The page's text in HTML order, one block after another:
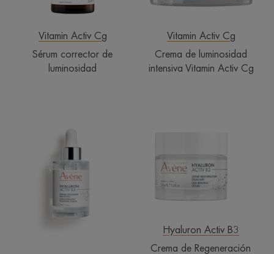
Vitamin Activ Cg
Sérum corrector de
luminosidad
Vitamin Activ Cg
Crema de luminosidad
intensiva Vitamin Activ Cg
Hyaluron Activ B3
Crema de Regeneración